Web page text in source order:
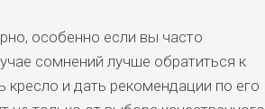
особенно если вы часто
сомнений лучше обратиться к
кресло и дать рекомендации по его